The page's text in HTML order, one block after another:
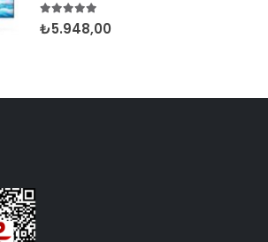
5.005 üzerinden
₺5.948,00